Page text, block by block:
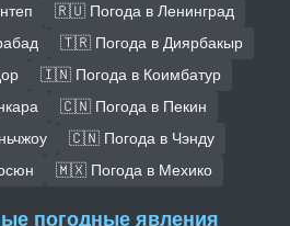
🇷🇺 Погода в Ленинград
🇹🇷 Погода в Диярбакыр
🇮🇳 Погода в Коимбатур
🇨🇳 Погода в Пекин
🇨🇳 Погода в Чэнду
🇲🇽 Погода в Мехико
погодные явления